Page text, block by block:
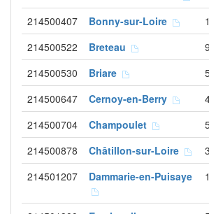
214500407 Bonny-sur-Loire
214500522 Breteau
214500530 Briare
214500647 Cernoy-en-Berry
214500704 Champoulet
214500878 Châtillon-sur-Loire
214501207 Dammarie-en-Puisaye